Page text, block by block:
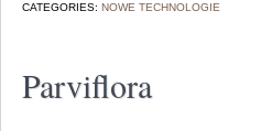
CATEGORIES: NOWE TECHNOLOGIE
Parviflora